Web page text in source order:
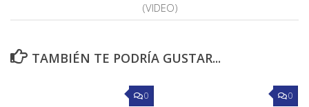
(VIDEO)
TAMBIÉN TE PODRÍA GUSTAR...
0 0